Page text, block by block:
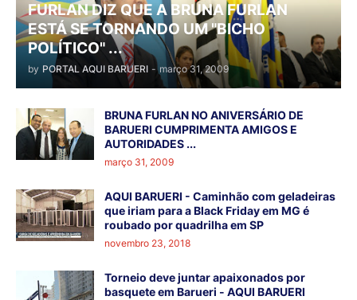
FURLAN DIZ QUE A BRUNA FURLAN
ESTÁ SE TORNANDO UM "BICHO
POLÍTICO" ...
by PORTAL AQUI BARUERI - março 31, 2009
BRUNA FURLAN NO ANIVERSÁRIO DE
BARUERI CUMPRIMENTA AMIGOS E
AUTORIDADES ...
março 31, 2009
AQUI BARUERI - Caminhão com geladeiras
que iriam para a Black Friday em MG é
roubado por quadrilha em SP
novembro 23, 2018
Torneio deve juntar apaixonados por
basquete em Barueri - AQUI BARUERI